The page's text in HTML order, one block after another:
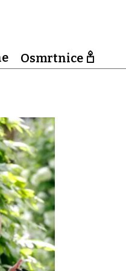
Osmrtnice